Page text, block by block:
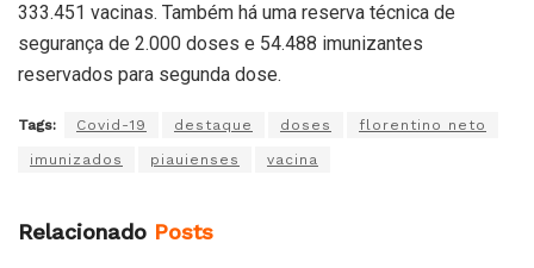
333.451 vacinas. Também há uma reserva técnica de
segurança de 2.000 doses e 54.488 imunizantes
reservados para segunda dose.
Tags: Covid-19 destaque doses florentino neto
imunizados piauienses vacina
Relacionado Posts